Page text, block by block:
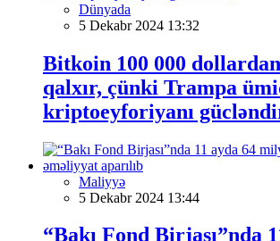
Dünyada
5 Dekabr 2024 13:32
Bitkoin 100 000
qalxır, çünki Trampa
kriptoeyforiyanı
Maliyyə
5 Dekabr 2024 13:44
“Bakı Fond Birjası”nda